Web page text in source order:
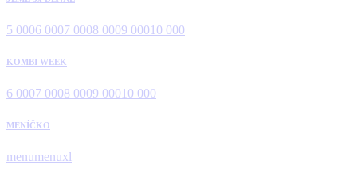
5 0006 0007 0008 0009 00010 000
KOMBI WEEK
6 0007 0008 0009 00010 000
MENÍČKO
menumenuxl